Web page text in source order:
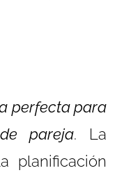
perfecta para
pareja. La
planificación